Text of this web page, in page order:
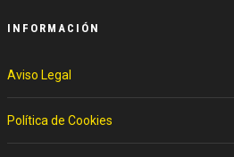
INFORMACIÓN
Aviso Legal
Política de Cookies